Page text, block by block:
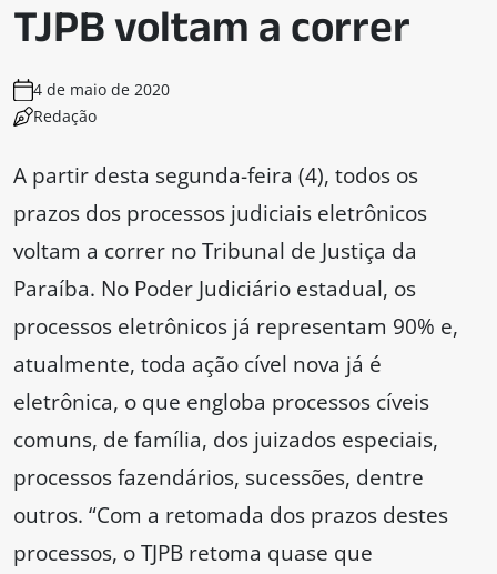
TJPB voltam a correr
4 de maio de 2020
Redação
A partir desta segunda-feira (4), todos os
prazos dos processos judiciais eletrônicos
voltam a correr no Tribunal de Justiça da
Paraíba. No Poder Judiciário estadual, os
processos eletrônicos já representam 90% e,
atualmente, toda ação cível nova já é
eletrônica, o que engloba processos cíveis
comuns, de família, dos juizados especiais,
processos fazendários, sucessões, dentre
outros. “Com a retomada dos prazos destes
processos, o TJPB retoma quase que